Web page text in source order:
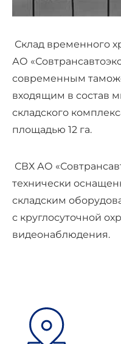
Склад временного
АО
современным
входящим в состав
складского
площадью 12 га.
СВХ АО
технически
складским
с круглосуточной
видеонаблюдения.